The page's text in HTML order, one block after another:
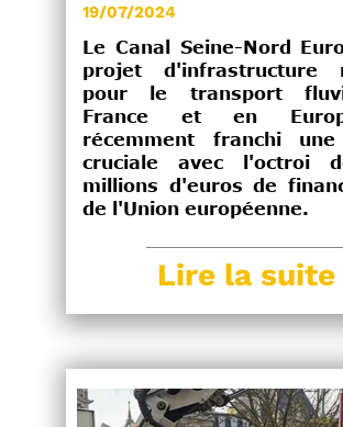
19/07/2024
Le Canal Seine-Nord
projet d'infrastructure
pour le transport
France et en
récemment franchi
cruciale avec l'octroi
millions d'euros de
de l'Union européenne.
Lire la suite